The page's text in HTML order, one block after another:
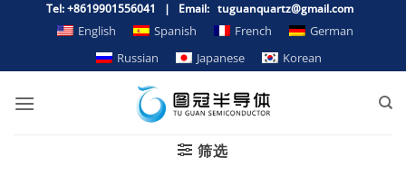
Tel: +8619901556041 | Email: tuguanquartz@gmail.com
English Spanish French
German
Russian
Japanese Korean
筛选